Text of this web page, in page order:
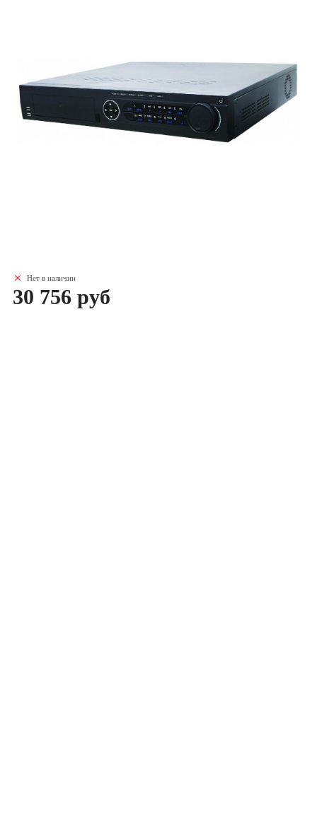
Нет в наличии
30 756 руб